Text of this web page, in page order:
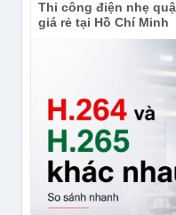
Tấm pin năng lượng
chuyển hóa tối đa
cấp nguồn điện ổn
tích hợp bên trong
tiếp xúc trực tiếp với
B7ED-5M0TEA-EU/
trong nhiều ngày.
đối, bởi ngay cả khi
gian cắt dây điện, hệ
Thi công điện nhẹ
giá rẻ tại Hồ Chí Minh